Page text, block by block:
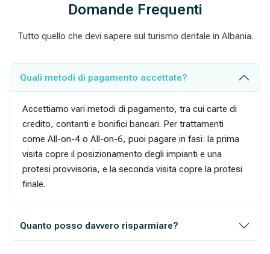
Domande Frequenti
Tutto quello che devi sapere sul turismo dentale in Albania.
Quali metodi di pagamento accettate?
Accettiamo vari metodi di pagamento, tra cui carte di
credito, contanti e bonifici bancari. Per trattamenti
come All-on-4 o All-on-6, puoi pagare in fasi: la prima
visita copre il posizionamento degli impianti e una
protesi provvisoria, e la seconda visita copre la protesi
finale.
Quanto posso davvero risparmiare?